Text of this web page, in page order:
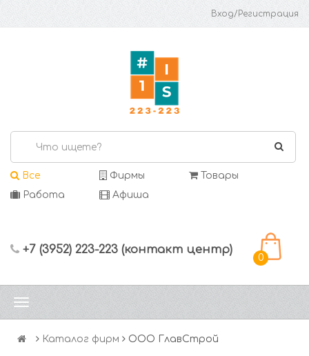
Вход/Регистрация
Все Фирмы
Товары
Работа
Афиша
+7 (3952) 223-223 (контакт центр)
0
Каталог фирм ООО ГлавСтрой